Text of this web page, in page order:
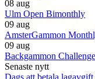
08 aug
Ulm Open Bimonthly
09 aug
AmsterGammon
09 aug
Backgammon
Senaste nytt
Dags att betala